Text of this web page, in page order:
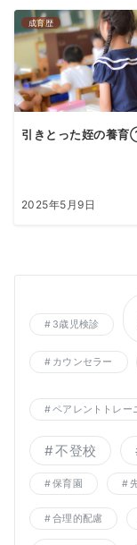
成育歴
引きとった姪の養
2025年5月9日
3歳児検診
カウンセラー
ペアレントトレー
不登校
保育園
合理的配慮